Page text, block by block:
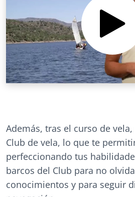
Además, tras el curso de
Club de vela, lo que te
perfeccionando tus
barcos del Club para no
conocimientos y para seguir